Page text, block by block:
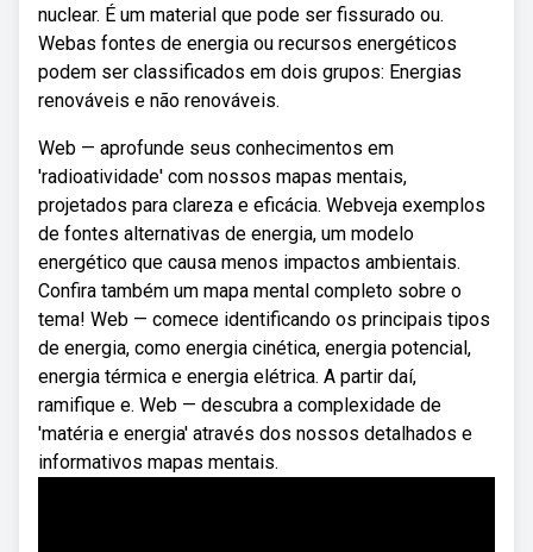
nuclear. É um material que pode ser fissurado ou.
Webas fontes de energia ou recursos energéticos
podem ser classificados em dois grupos: Energias
renováveis e não renováveis.
Web — aprofunde seus conhecimentos em
'radioatividade' com nossos mapas mentais,
projetados para clareza e eficácia. Webveja exemplos
de fontes alternativas de energia, um modelo
energético que causa menos impactos ambientais.
Confira também um mapa mental completo sobre o
tema! Web — comece identificando os principais tipos
de energia, como energia cinética, energia potencial,
energia térmica e energia elétrica. A partir daí,
ramifique e. Web — descubra a complexidade de
'matéria e energia' através dos nossos detalhados e
informativos mapas mentais.